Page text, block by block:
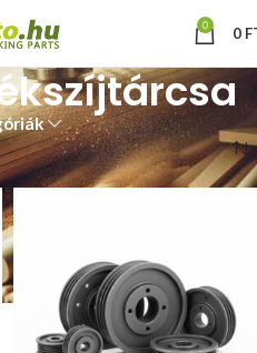
0 0
rendelkező termékek